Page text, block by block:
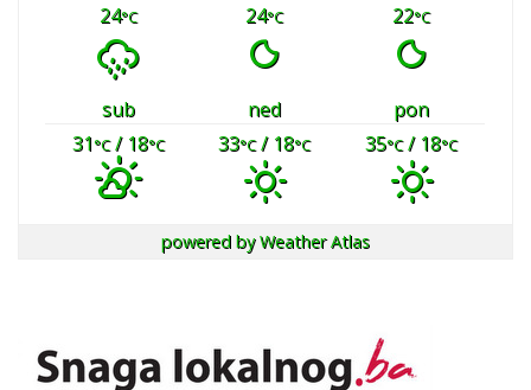
24°C 24°C 22°C
sub ned
pon
31°C/ 18°C 33°C/ 18°C 35°C/ 18°C
powered byWeather Atlas